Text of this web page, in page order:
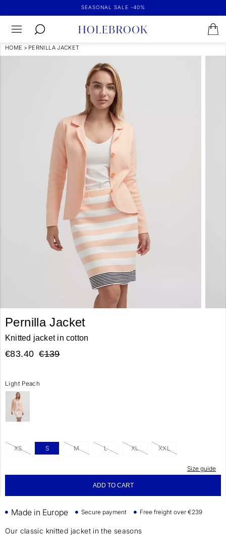
SEASONAL SALE -40%
HOME > PERNILLA JACKET
Pernilla Jacket
Knitted jacket in cotton
€83.40 €139
Light Peach
XS S M L XL XXL
Size guide
ADD TO CART
Made in Europe Secure payment Free freight over €239
Our classic knitted jacket in the seasons